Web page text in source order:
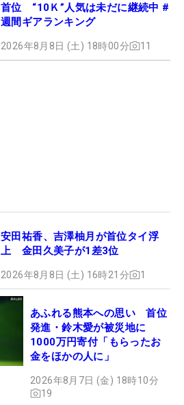
首位 “10Ｋ”人気は未だに継続中 #
週間ギアランキング
2026年8月8日 (土) 18時00分 11
安田祐香、吉澤柚月が首位タイ浮
上 金田久美子が1差3位
2026年8月8日 (土) 16時21分 1
あふれる熊本への思い 首位
発進・鈴木愛が被災地に
1000万円寄付「もらったお
金をほかの人に」
2026年8月7日 (金) 18時10分
19